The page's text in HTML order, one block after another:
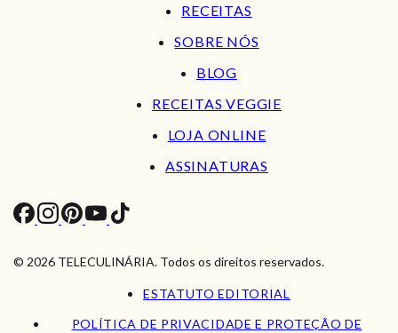
RECEITAS
SOBRE NÓS
BLOG
RECEITAS VEGGIE
LOJA ONLINE
ASSINATURAS
© 2026 TELECULINÁRIA. Todos os direitos reservados.
ESTATUTO EDITORIAL
POLÍTICA DE PRIVACIDADE E PROTEÇÃO DE